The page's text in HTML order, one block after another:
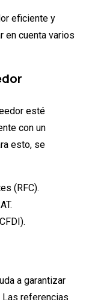
eficiente y
en cuenta varios
esté
con un
esto, se
(RFC).
a garantizar
Las referencias